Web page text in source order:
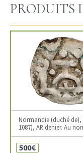
PRODUITS
Normandie (duché
1087), AR denier. Au
500€